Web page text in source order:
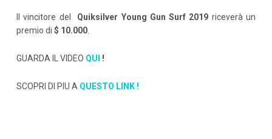
Il vincitore del Quiksilver Young Gun Surf 2019 riceverà un
premio di $ 10.000
GUARDA IL VIDEO QUI !
SCOPRI DI PIU A QUESTO LINK !